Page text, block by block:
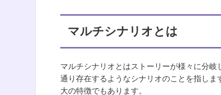
マルチシナリオとは
マルチシナリオとはストーリーが様々に分
通り存在するようなシナリオのことを指し
大の特徴でもあります。